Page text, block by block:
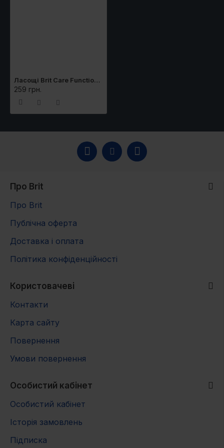
Ласощі Brit Care Functional Snack Skin and Coat для собак для здорової шкіри та шерсті з крилем та кокосом 150 г
259 грн.
Про Brit
Про Brit
Публічна оферта
Доставка і оплата
Політика конфіденційності
Користовачеві
Контакти
Карта сайту
Повернення
Умови повернення
Особистий кабінет
Особистий кабінет
Історія замовлень
Підписка